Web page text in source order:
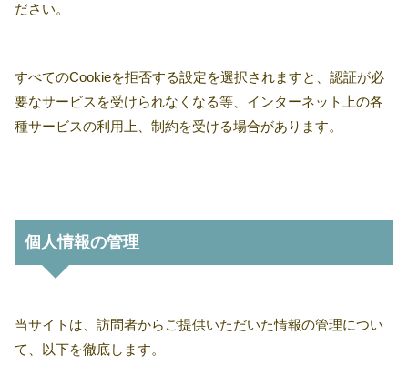
ださい。
すべてのCookieを拒否する設定を選択されますと、認証が必
要なサービスを受けられなくなる等、インターネット上の各
種サービスの利用上、制約を受ける場合があります。
個人情報の管理
当サイトは、訪問者からご提供いただいた情報の管理につい
て、以下を徹底します。